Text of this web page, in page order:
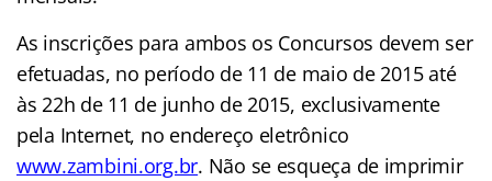
As inscrições para ambos os Concursos devem ser
efetuadas, no período de 11 de maio de 2015 até
às 22h de 11 de junho de 2015, exclusivamente
pela Internet, no endereço eletrônico
www.zambini.org.br. Não se esqueça de imprimir